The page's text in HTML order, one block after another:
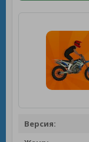
Версия: